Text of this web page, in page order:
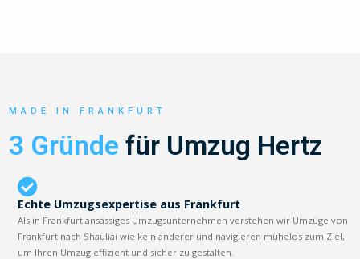
MADE IN FRANKFURT
3 Gründe für Umzug Hertz
Echte Umzugsexpertise aus Frankfurt
Als in Frankfurt ansässiges Umzugsunternehmen verstehen wir Umzüge von
Frankfurt nach Shauliai wie kein anderer und navigieren mühelos zum Ziel,
um Ihren Umzug effizient und sicher zu gestalten.